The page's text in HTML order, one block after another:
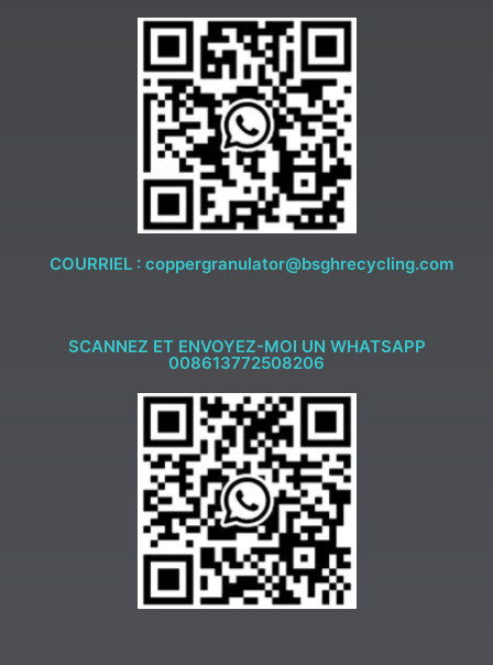
COURRIEL : coppergranulator@bsghrecycling.com
SCANNEZ ET ENVOYEZ-MOI UN WHATSAPP
008613772508206